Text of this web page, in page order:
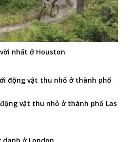
nhất ở Houston
vật thu nhỏ ở thành phố Las